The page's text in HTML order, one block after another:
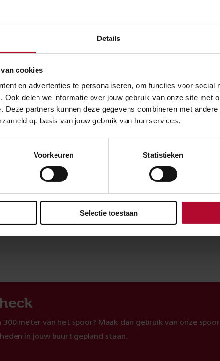
Details
cookies
en advertenties te personaliseren, om functies voor social
Ook delen we informatie over jouw gebruik van onze site met
Deze partners kunnen deze gegevens combineren met
op basis van jouw gebruik van hun services.
Voorkeuren Statistieken
Selectie toestaan
overweg in Meteren, gemeente West Betuwe, vond op
Door de botsing ontspoorde de trein en kwam deze
van het nevenspoor terecht. Een tweede aanrijding met
trein bleef uit.
onderzoeksrapport (pdf)
over de informatie op deze pagina? Ja
meter van het spoor? Maak dan gebruik van onze
in jouw buurt gepland staan.